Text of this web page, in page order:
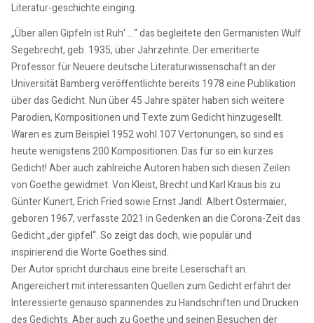
Literatur-geschichte einging.
„Über allen Gipfeln ist Ruh‘ …“ das begleitete den Germanisten Wulf
Segebrecht, geb. 1935, über Jahrzehnte. Der emeritierte
Professor für Neuere deutsche Literaturwissenschaft an der
Universität Bamberg veröffentlichte bereits 1978 eine Publikation
über das Gedicht. Nun über 45 Jahre später haben sich weitere
Parodien, Kompositionen und Texte zum Gedicht hinzugesellt.
Waren es zum Beispiel 1952 wohl 107 Vertonungen, so sind es
heute wenigstens 200 Kompositionen. Das für so ein kurzes
Gedicht! Aber auch zahlreiche Autoren haben sich diesen Zeilen
von Goethe gewidmet. Von Kleist, Brecht und Karl Kraus bis zu
Günter Kunert, Erich Fried sowie Ernst Jandl. Albert Ostermaier,
geboren 1967, verfasste 2021 in Gedenken an die Corona-Zeit das
Gedicht „der gipfel“. So zeigt das doch, wie populär und
inspirierend die Worte Goethes sind.
Der Autor spricht durchaus eine breite Leserschaft an.
Angereichert mit interessanten Quellen zum Gedicht erfährt der
Interessierte genauso spannendes zu Handschriften und Drucken
des Gedichts. Aber auch zu Goethe und seinen Besuchen der